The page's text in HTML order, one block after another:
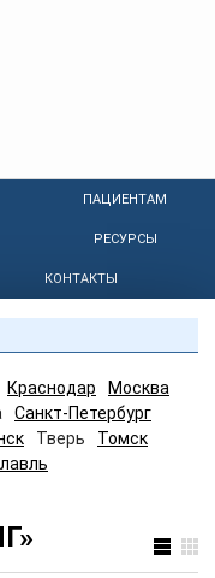
ПАЦИЕНТАМ
РЕСУРСЫ
КОНТАКТЫ
Краснодар
Москва
Санкт-Петербург
Тверь
Томск